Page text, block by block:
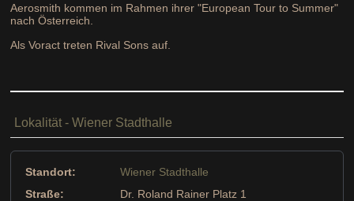
Aerosmith kommen im Rahmen ihrer "European Tour to Summer"
nach Österreich.
Als Voract treten Rival Sons auf.
Lokalität - Wiener Stadthalle
Standort:
Wiener Stadthalle
Straße:
Dr. Roland Rainer Platz 1